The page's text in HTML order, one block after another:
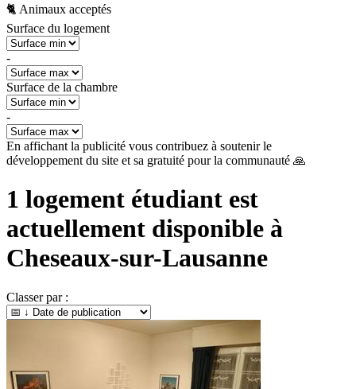
🐈 Animaux acceptés
Surface du logement
-
Surface de la chambre
-
En affichant la publicité vous contribuez à soutenir le
développement du site et sa gratuité pour la communauté 🙏
1 logement étudiant est
actuellement disponible à
Cheseaux-sur-Lausanne
Classer par :